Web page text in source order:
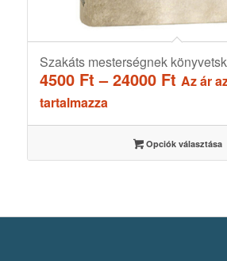
Szakáts mesterségnek
4500 Ft – 24000 Ft
24000 Ft
Az ár
tartalmazza
Opciók választása